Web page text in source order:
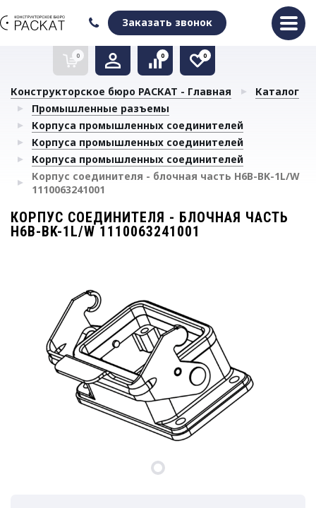
Заказать звонок
0
Очистить список сравнения
0
Очистить избранное
0
Конструкторское бюро РАСКАТ - Главная
Каталог
Промышленные разъемы
Корпуса промышленных соединителей
Корпуса промышленных соединителей
Корпуса промышленных соединителей
Корпус соединителя - блочная часть H6B-BK-1L/W
1110063241001
КОРПУС СОЕДИНИТЕЛЯ - БЛОЧНАЯ ЧАСТЬ
H6B-BK-1L/W 1110063241001